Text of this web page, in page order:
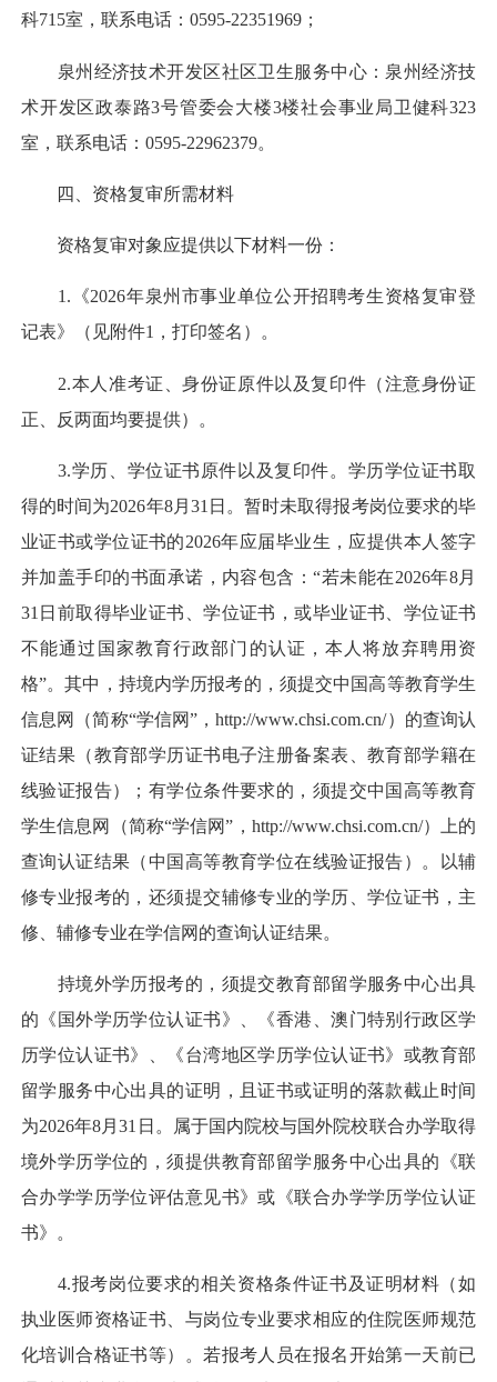
科715室，联系电话：0595-22351969；
泉州经济技术开发区社区卫生服务中心：泉州经济技
术开发区政泰路3号管委会大楼3楼社会事业局卫健科323
室，联系电话：0595-22962379。
四、资格复审所需材料
资格复审对象应提供以下材料一份：
1.《2026年泉州市事业单位公开招聘考生资格复审登
记表》（见附件1，打印签名）。
2.本人准考证、身份证原件以及复印件（注意身份证
正、反两面均要提供）。
3.学历、学位证书原件以及复印件。学历学位证书取
得的时间为2026年8月31日。暂时未取得报考岗位要求的毕
业证书或学位证书的2026年应届毕业生，应提供本人签字
并加盖手印的书面承诺，内容包含：“若未能在2026年8月
31日前取得毕业证书、学位证书，或毕业证书、学位证书
不能通过国家教育行政部门的认证，本人将放弃聘用资
格”。其中，持境内学历报考的，须提交中国高等教育学生
信息网（简称“学信网”，http://www.chsi.com.cn/）的查询认
证结果（教育部学历证书电子注册备案表、教育部学籍在
线验证报告）；有学位条件要求的，须提交中国高等教育
学生信息网（简称“学信网”，http://www.chsi.com.cn/）上的
查询认证结果（中国高等教育学位在线验证报告）。以辅
修专业报考的，还须提交辅修专业的学历、学位证书，主
修、辅修专业在学信网的查询认证结果。
持境外学历报考的，须提交教育部留学服务中心出具
的《国外学历学位认证书》、《香港、澳门特别行政区学
历学位认证书》、《台湾地区学历学位认证书》或教育部
留学服务中心出具的证明，且证书或证明的落款截止时间
为2026年8月31日。属于国内院校与国外院校联合办学取得
境外学历学位的，须提供教育部留学服务中心出具的《联
合办学学历学位评估意见书》或《联合办学学历学位认证
书》。
4.报考岗位要求的相关资格条件证书及证明材料（如
执业医师资格证书、与岗位专业要求相应的住院医师规范
化培训合格证书等）。若报考人员在报名开始第一天前已